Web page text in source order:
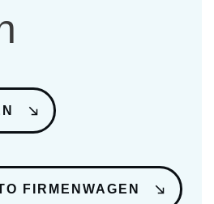
FIRMENWAGEN